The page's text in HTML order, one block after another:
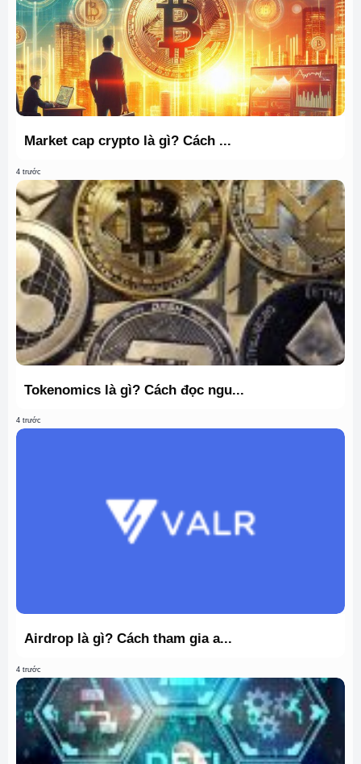
Market cap crypto là gì? Cách ...
4 trước
Tokenomics là gì? Cách đọc ngu...
4 trước
Airdrop là gì? Cách tham gia a...
4 trước